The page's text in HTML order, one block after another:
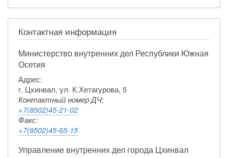
Контактная информация
Министерство внутренних дел Республики Южная
Осетия
Адрес:
г. Цхинвал, ул. К.Хетагурова, 5
Контактный номер ДЧ:
+7(8502)45-21-02
Факс:
+7(8502)45-65-15
Управление внутренних дел города Цхинвал